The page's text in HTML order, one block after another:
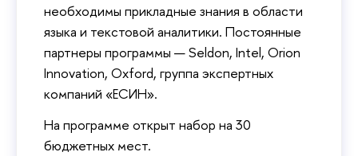
необходимы прикладные знания в области
языка и текстовой аналитики. Постоянные
партнеры программы — Seldon, Intel, Orion
Innovation, Oxford, группа экспертных
компаний «ЕСИН».
На программе открыт набор на 30
бюджетных мест.